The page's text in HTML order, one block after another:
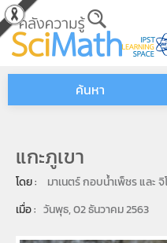
Skip to main content
ค้นหา
แกะภูเขา
โดย : มาเนตร์ กอบน้ำเพ็ชร และ
เมื่อ : วันพุธ, 02 ธันวาคม 2563